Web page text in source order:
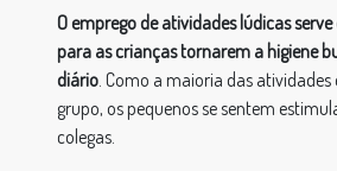
O emprego de atividades lúdicas
para as crianças tornarem a higiene
diário. Como a maioria das atividades
grupo, os pequenos se sentem
colegas.